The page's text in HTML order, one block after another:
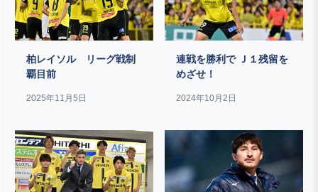
柏レイソル リーグ戦制
覇目前
2025年11月5日
連戦を勝利で Ｊ１残留を
めざせ！
2024年10月2日